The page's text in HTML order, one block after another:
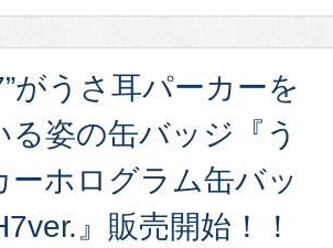
がうさ耳パーカーを
る姿の缶バッジ『う
ーホログラム缶バッ
』販売開始！！